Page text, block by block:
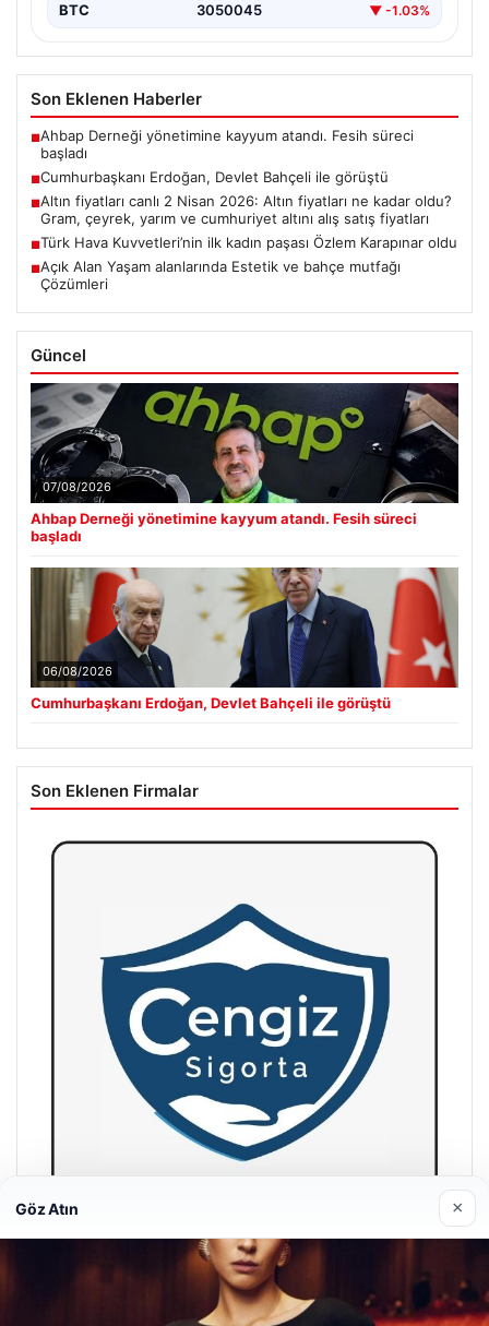
BTC 3050045 ▼ -1.03%
Son Eklenen Haberler
■Ahbap Derneği yönetimine kayyum atandı. Fesih süreci
başladı
■Cumhurbaşkanı Erdoğan, Devlet Bahçeli ile görüştü
■Altın fiyatları canlı 2 Nisan 2026: Altın fiyatları ne kadar oldu?
Gram, çeyrek, yarım ve cumhuriyet altını alış satış fiyatları
■Türk Hava Kuvvetleri’nin ilk kadın paşası Özlem Karapınar oldu
■Açık Alan Yaşam alanlarında Estetik ve bahçe mutfağı
Çözümleri
Güncel
07/08/2026
Ahbap Derneği yönetimine kayyum atandı. Fesih süreci
başladı
06/08/2026
Cumhurbaşkanı Erdoğan, Devlet Bahçeli ile görüştü
Son Eklenen Firmalar
Hastaş Beton
Göz Atın ×